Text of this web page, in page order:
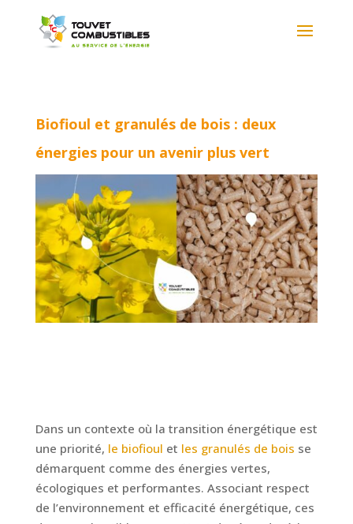
Biofioul et granulés de bois : deux
énergies pour un avenir plus vert
Dans un contexte où la transition énergétique est
une priorité, le biofioul et les granulés de bois se
démarquent comme des énergies vertes,
écologiques et performantes. Associant respect
de l’environnement et efficacité énergétique, ces